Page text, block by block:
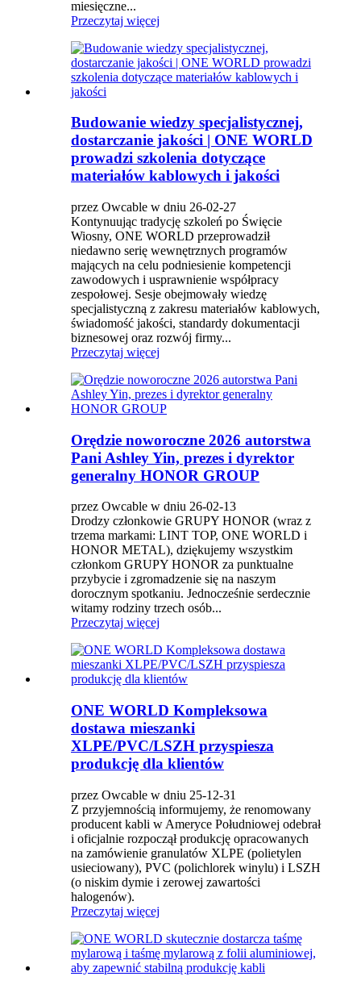
miesięczne...
Przeczytaj więcej
Budowanie wiedzy specjalistycznej,
dostarczanie jakości | ONE WORLD
prowadzi szkolenia dotyczące
materiałów kablowych i jakości
przez Owcable w dniu 26-02-27
Kontynuując tradycję szkoleń po Święcie
Wiosny, ONE WORLD przeprowadził
niedawno serię wewnętrznych programów
mających na celu podniesienie kompetencji
zawodowych i usprawnienie współpracy
zespołowej. Sesje obejmowały wiedzę
specjalistyczną z zakresu materiałów kablowych,
świadomość jakości, standardy dokumentacji
biznesowej oraz rozwój firmy...
Przeczytaj więcej
Orędzie noworoczne 2026 autorstwa
Pani Ashley Yin, prezes i dyrektor
generalny HONOR GROUP
przez Owcable w dniu 26-02-13
Drodzy członkowie GRUPY HONOR (wraz z
trzema markami: LINT TOP, ONE WORLD i
HONOR METAL), dziękujemy wszystkim
członkom GRUPY HONOR za punktualne
przybycie i zgromadzenie się na naszym
dorocznym spotkaniu. Jednocześnie serdecznie
witamy rodziny trzech osób...
Przeczytaj więcej
ONE WORLD Kompleksowa
dostawa mieszanki
XLPE/PVC/LSZH przyspiesza
produkcję dla klientów
przez Owcable w dniu 25-12-31
Z przyjemnością informujemy, że renomowany
producent kabli w Ameryce Południowej odebrał
i oficjalnie rozpoczął produkcję opracowanych
na zamówienie granulatów XLPE (polietylen
usieciowany), PVC (polichlorek winylu) i LSZH
(o niskim dymie i zerowej zawartości
halogenów).
Przeczytaj więcej